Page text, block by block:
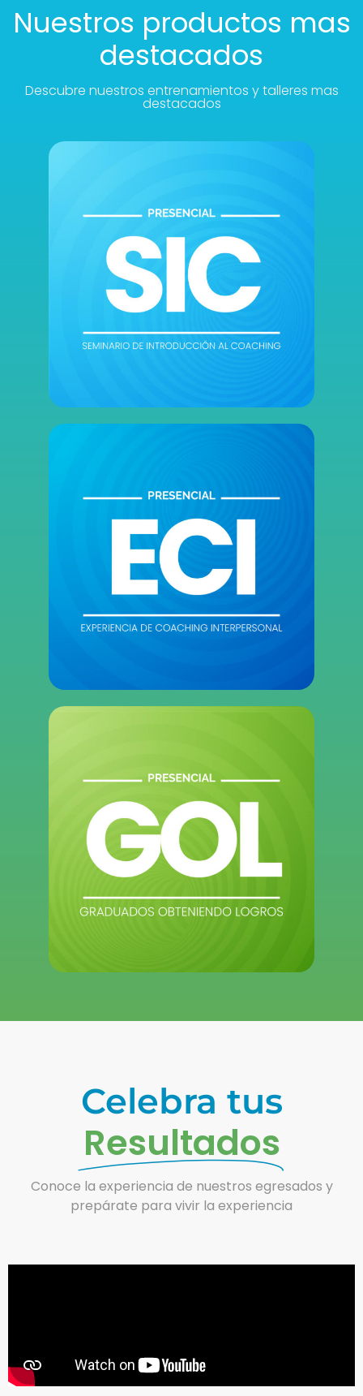
Nuestros productos mas
destacados
Descubre nuestros entrenamientos y talleres mas
destacados
Celebra tus
Resultados
Conoce la experiencia de nuestros egresados y
prepárate para vivir la experiencia​